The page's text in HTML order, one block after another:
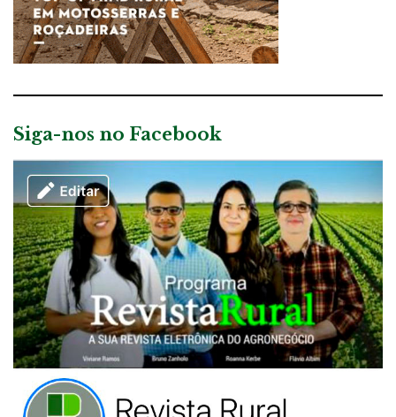
Siga-nos no Facebook